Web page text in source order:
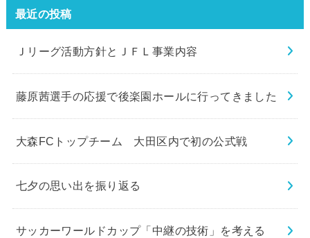
最近の投稿
Ｊリーグ活動方針とＪＦＬ事業内容
藤原茜選手の応援で後楽園ホールに行ってきました
大森FCトップチーム 大田区内で初の公式戦
七夕の思い出を振り返る
サッカーワールドカップ「中継の技術」を考える